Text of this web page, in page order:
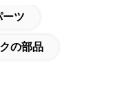
ーツ
の部品